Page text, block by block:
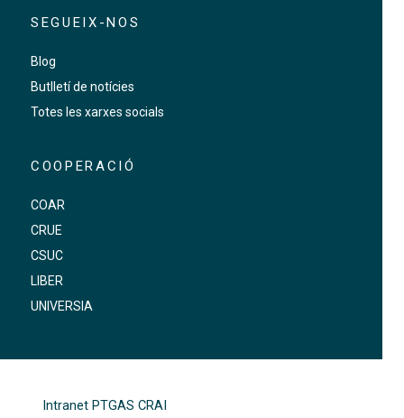
SEGUEIX-NOS
Blog
Butlletí de notícies
Totes les xarxes socials
COOPERACIÓ
COAR
CRUE
CSUC
LIBER
UNIVERSIA
Intranet PTGAS CRAI